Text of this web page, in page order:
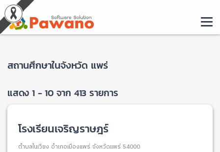
สถานศึกษาในจังหวัด แพร่
แสดง 1 - 10 จาก 413 รายการ
โรงเรียนเจริญราษฎร์
ตำบลในเวียง อำเภอเมืองแพร่ จังหวัดแพร่ 54000